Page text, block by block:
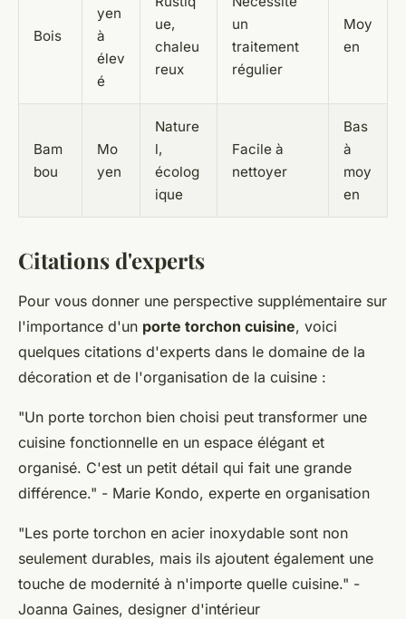
Bois
yen
à
élev
é
ue,
chaleu
reux
un
traitement
régulier
Moy
en
Bam
bou
Mo
yen
Nature
l,
écolog
ique
Facile à
nettoyer
Bas
à
moy
en
Citations d'experts
Pour vous donner une perspective supplémentaire sur
l'importance d'un porte torchon cuisine, voici
quelques citations d'experts dans le domaine de la
décoration et de l'organisation de la cuisine :
"Un porte torchon bien choisi peut transformer une
cuisine fonctionnelle en un espace élégant et
organisé. C'est un petit détail qui fait une grande
différence." - Marie Kondo, experte en organisation
"Les porte torchon en acier inoxydable sont non
seulement durables, mais ils ajoutent également une
touche de modernité à n'importe quelle cuisine." -
Joanna Gaines, designer d'intérieur